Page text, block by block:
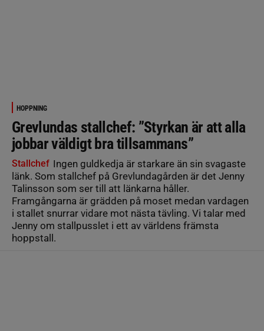
HOPPNING
Grevlundas stallchef: ”Styrkan är att alla
jobbar väldigt bra tillsammans”
Stallchef Ingen guldkedja är starkare än sin svagaste
länk. Som stallchef på Grevlundagården är det Jenny
Talinsson som ser till att länkarna håller.
Framgångarna är grädden på moset medan vardagen
i stallet snurrar vidare mot nästa tävling. Vi talar med
Jenny om stallpusslet i ett av världens främsta
hoppstall.